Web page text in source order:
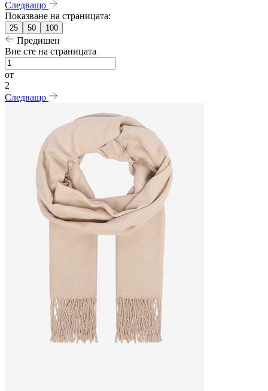
Следващо
Показване на страницата:
25 50 100
Предишен
Вие сте на страницата
от
2
Следващо